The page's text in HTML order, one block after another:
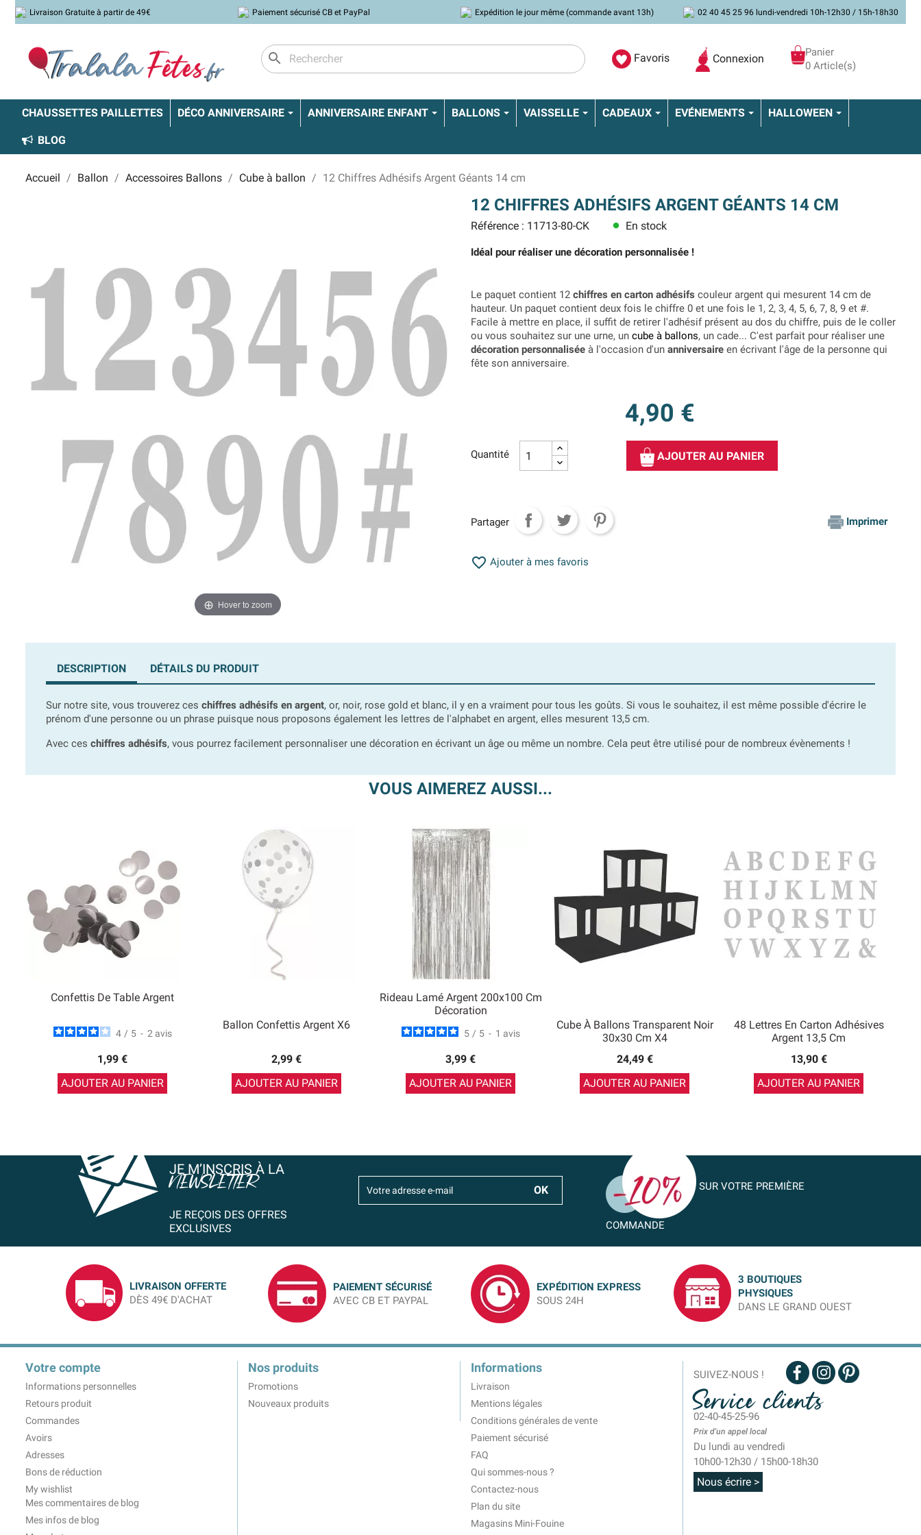
Livraison Gratuite à partir de 49€ Paiement sécurisé CB et PayPal Expédition le jour même (commande avant 13h) 02 40 45 25 96 lundi-vendredi 10h-12h30 / 15h-18h30
search Favoris Connexion
Panier
0 Article(s)
CHAUSSETTES PAILLETTES DÉCO ANNIVERSAIRE ANNIVERSAIRE ENFANT BALLONS VAISSELLE CADEAUX EVÉNEMENTS HALLOWEEN
BLOG
Accueil Ballon Accessoires Ballons Cube à ballon 12 Chiffres Adhésifs Argent Géants 14 cm
Hover to zoom
12 CHIFFRES ADHÉSIFS ARGENT GÉANTS 14 CM
Référence : 11713-80-CK lens En stock
Idéal pour réaliser une décoration personnalisée !
Le paquet contient 12 chiffres en carton adhésifs couleur argent qui mesurent 14 cm de
hauteur. Un paquet contient deux fois le chiffre 0 et une fois le 1, 2, 3, 4, 5, 6, 7, 8, 9 et #.
Facile à mettre en place, il suffit de retirer l'adhésif présent au dos du chiffre, puis de le coller
ou vous souhaitez sur une urne, un cube à ballons, un cade... C'est parfait pour réaliser une
décoration personnalisée à l'occasion d'un anniversaire en écrivant l'âge de la personne qui
fête son anniversaire.
4,90 €
Quantité AJOUTER AU PANIER
Partager Imprimer
 Ajouter à mes favoris
DESCRIPTION DÉTAILS DU PRODUIT
Sur notre site, vous trouverez ces chiffres adhésifs en argent, or, noir, rose gold et blanc, il y en a vraiment pour tous les goûts. Si vous le souhaitez, il est même possible d'écrire le
prénom d'une personne ou un phrase puisque nous proposons également les lettres de l'alphabet en argent, elles mesurent 13,5 cm.
Avec ces chiffres adhésifs, vous pourrez facilement personnaliser une décoration en écrivant un âge ou même un nombre. Cela peut être utilisé pour de nombreux évènements !
VOUS AIMEREZ AUSSI...
Confettis De Table Argent
4 / 5 - 2 avis
1,99 €
AJOUTER AU PANIER
Ballon Confettis Argent X6
2,99 €
AJOUTER AU PANIER
Rideau Lamé Argent 200x100 Cm
Décoration
5 / 5 - 1 avis
3,99 €
AJOUTER AU PANIER
Cube À Ballons Transparent Noir
30x30 Cm X4
24,49 €
AJOUTER AU PANIER
48 Lettres En Carton Adhésives
Argent 13,5 Cm
13,90 €
AJOUTER AU PANIER
JE M’INSCRIS À LA
NEWSLETTER
JE REÇOIS DES OFFRES
EXCLUSIVES
SUR VOTRE PREMIÈRE
COMMANDE
LIVRAISON OFFERTE
DÈS 49€ D'ACHAT
PAIEMENT SÉCURISÉ
AVEC CB ET PAYPAL
EXPÉDITION EXPRESS
SOUS 24H
3 BOUTIQUES
PHYSIQUES
DANS LE GRAND OUEST
Votre compte
Informations personnelles
Retours produit
Commandes
Avoirs
Adresses
Bons de réduction
My wishlist
Mes commentaires de blog
Mes infos de blog
Nos produits
Promotions
Nouveaux produits
Informations
Livraison
Mentions légales
Conditions générales de vente
Paiement sécurisé
FAQ
Qui sommes-nous ?
Contactez-nous
Plan du site
Magasins Mini-Fouine
SUIVEZ-NOUS !
Service clients
02-40-45-25-96
Prix d'un appel local
Du lundi au vendredi
10h00-12h30 / 15h00-18h30
Nous écrire >